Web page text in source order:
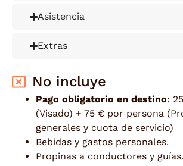
Asistencia
Extras
No incluye
Pago obligatorio en destino:
(Visado) + 75 € por persona
generales y cuota de servicio)
Bebidas y gastos personales.
Propinas a conductores y guías.